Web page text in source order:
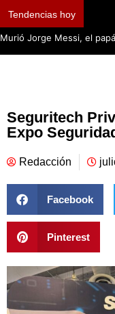
Tendencias hoy
Murió Jorge Messi, el
Seguritech
Expo
Redacción
Facebook
Pinterest